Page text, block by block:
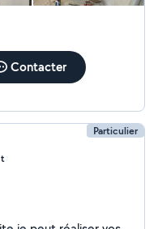
Contacter
Particulier
t